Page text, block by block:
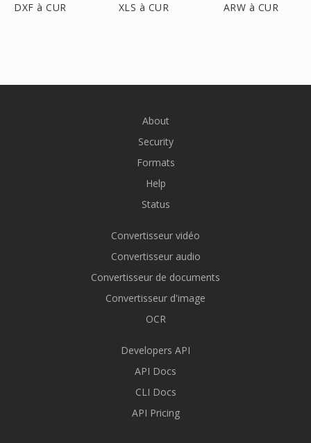
DXF à CUR XLS à CUR ARW à CUR
About
Security
Formats
Help
Status
Convertisseur vidéo
Convertisseur audio
Convertisseur de documents
Convertisseur d'image
OCR
Developers API
API Docs
CLI Docs
API Pricing